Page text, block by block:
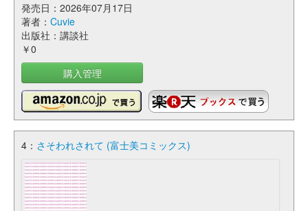
発売日：2026年07月17日
著者： Cuvie
出版社：講談社
￥0
購入管理
4： さそわれされて (富士美コミックス)